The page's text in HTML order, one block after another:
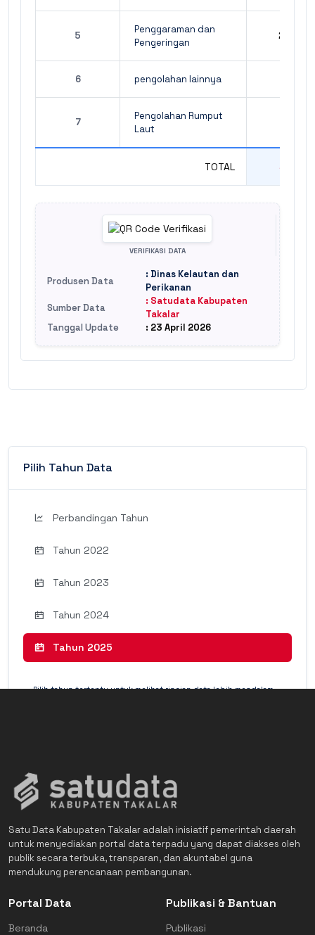
5
Penggaraman dan
Pengeringan
6 pengolahan lainnya
7
Pengolahan Rumput
Laut
TOTAL
VERIFIKASI DATA
Produsen Data
: Dinas Kelautan dan
Perikanan
Sumber Data
: Satudata Kabupaten
Takalar
Tanggal Update
: 23 April 2026
Pilih Tahun Data
Perbandingan Tahun
Tahun 2022
Tahun 2023
Tahun 2024
Tahun 2025
Pilih tahun tertentu untuk melihat rincian data lebih mendalam
Satu Data Kabupaten Takalar adalah inisiatif pemerintah daerah
untuk menyediakan portal data terpadu yang dapat diakses oleh
publik secara terbuka, transparan, dan akuntabel guna
mendukung perencanaan pembangunan.
Portal Data
Beranda
Publikasi & Bantuan
Publikasi